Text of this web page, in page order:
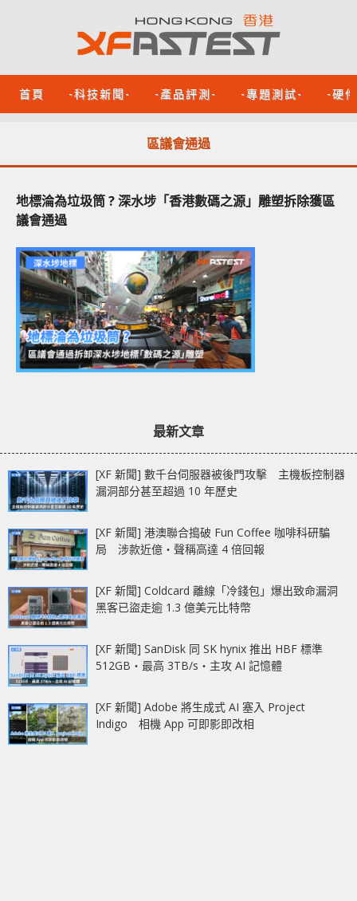
首頁 -科技新聞- -產品評測- -專題測試- -硬
區議會通過
地標淪為垃圾筒 ? 深水埗「香港數碼之源」雕塑拆除獲區
議會通過
最新文章
[XF 新聞] 數千台伺服器被後門攻擊 主機板控制器
漏洞部分甚至超過 10 年歷史
[XF 新聞] 港澳聯合搗破 Fun Coffee 咖啡科研騙
局 涉款近億‧聲稱高達 4 倍回報
[XF 新聞] Coldcard 離線「冷錢包」爆出致命漏洞
黑客已盜走逾 1.3 億美元比特幣
[XF 新聞] SanDisk 同 SK hynix 推出 HBF 標準
512GB‧最高 3TB/s‧主攻 AI 記憶體
[XF 新聞] Adobe 將生成式 AI 塞入 Project
Indigo 相機 App 可即影即改相